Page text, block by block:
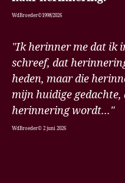
WdBroeder©1998/2026
"Ik herinner me dat ik
schreef, dat
heden, maar die
mijn huidige gedachte,
herinnering wordt..."
WdBroeder© 2 juni 2026